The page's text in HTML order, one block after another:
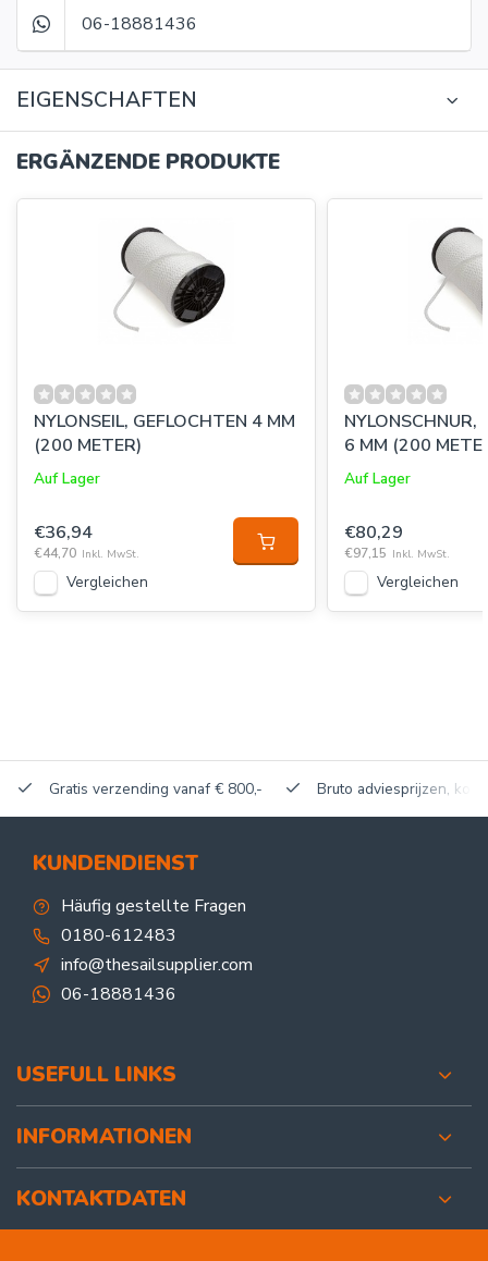
06-18881436
EIGENSCHAFTEN
ERGÄNZENDE PRODUKTE
NYLONSEIL, GEFLOCHTEN 4 MM
(200 METER)
Auf Lager
€36,94
€44,70 Inkl. MwSt.
Vergleichen
NYLONSCHNUR,
6 MM (200
Auf Lager
€80,29
€97,15 Inkl. MwSt.
Vergleichen
Gratis verzending vanaf € 800,- Bruto adviesprijzen,
KUNDENDIENST
Häufig gestellte Fragen
0180-612483
info@thesailsupplier.com
06-18881436
USEFULL LINKS
INFORMATIONEN
KONTAKTDATEN